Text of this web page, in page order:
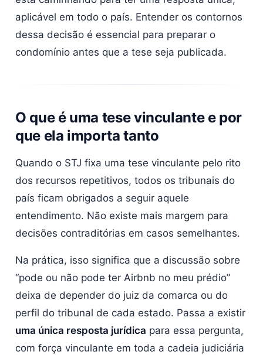
aplicável em todo o país. Entender os contornos
dessa decisão é essencial para preparar o
condomínio antes que a tese seja publicada.
O que é uma tese vinculante e por
que ela importa tanto
Quando o STJ fixa uma tese vinculante pelo rito
dos recursos repetitivos, todos os tribunais do
país ficam obrigados a seguir aquele
entendimento. Não existe mais margem para
decisões contraditórias em casos semelhantes.
Na prática, isso significa que a discussão sobre
“pode ou não pode ter Airbnb no meu prédio”
deixa de depender do juiz da comarca ou do
perfil do tribunal de cada estado. Passa a existir
uma única resposta jurídica para essa pergunta,
com força vinculante em toda a cadeia judiciária